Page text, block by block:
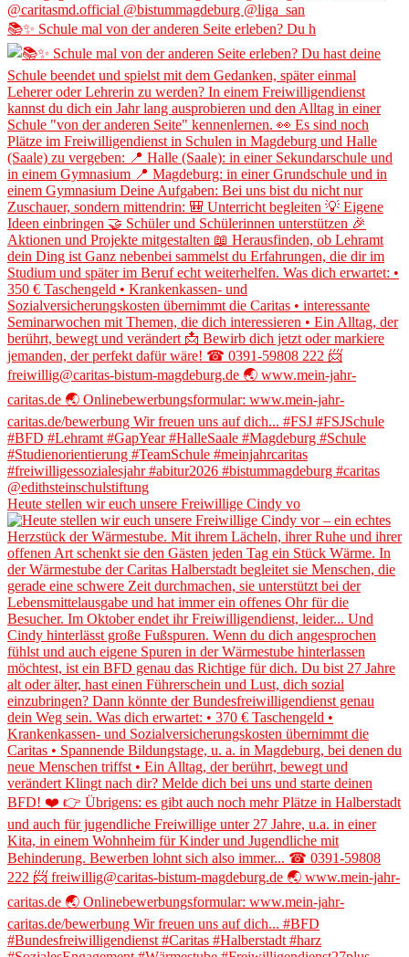
📚✨ Schule mal von der anderen Seite erleben? Du h
Heute stellen wir euch unsere Freiwillige Cindy vo